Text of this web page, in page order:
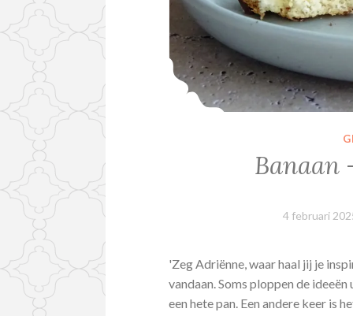
Banaan
4 februari
'Zeg Adriënne, waar haal jij je
vandaan. Soms ploppen de
een hete pan. Een andere keer is